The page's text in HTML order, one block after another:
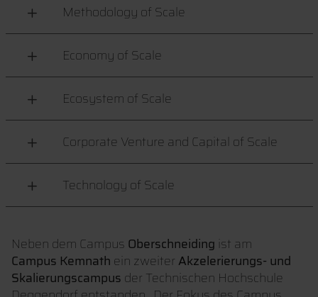
Methodology of Scale
Economy of Scale
Ecosystem of Scale
Corporate Venture and Capital of Scale
Technology of Scale
Neben dem Campus Oberschneiding ist am
Campus Kemnath ein zweiter Akzelerierungs- und
Skalierungscampus der Technischen Hochschule